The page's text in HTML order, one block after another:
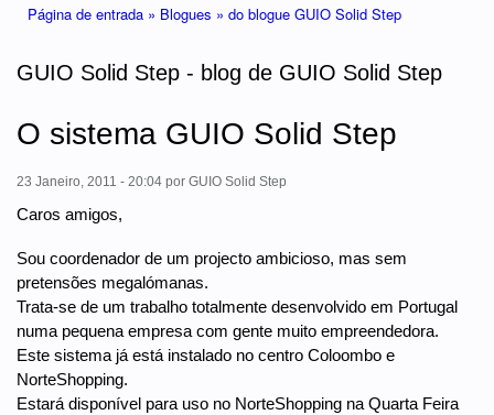
Página de entrada » Blogues » do blogue GUIO Solid Step
GUIO Solid Step - blog de GUIO Solid Step
O sistema GUIO Solid Step
23 Janeiro, 2011 - 20:04 por GUIO Solid Step
Caros amigos,
Sou coordenador de um projecto ambicioso, mas sem
pretensões megalómanas.
Trata-se de um trabalho totalmente desenvolvido em Portugal
numa pequena empresa com gente muito empreendedora.
Este sistema já está instalado no centro Coloombo e
NorteShopping.
Estará disponível para uso no NorteShopping na Quarta Feira